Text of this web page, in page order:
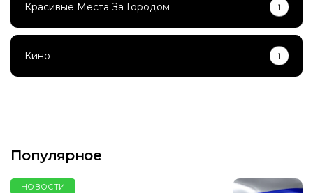
Красивые Места За Городом 1
Кино 1
Популярное
НОВОСТИ